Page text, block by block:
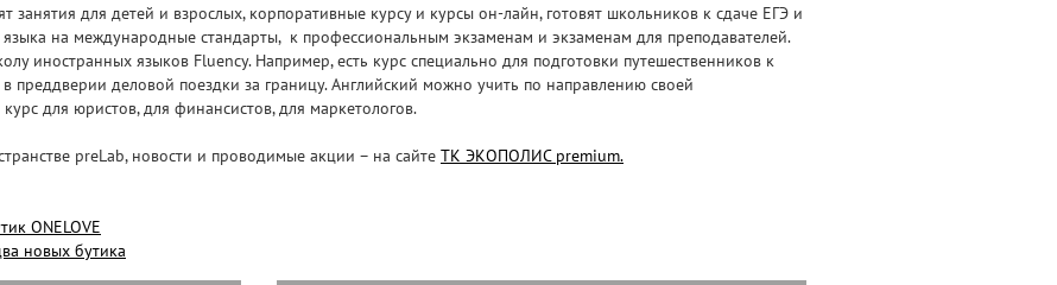
занятия для детей и взрослых, корпоративные курсу и курсы он-лайн, готовят школьников к сдаче ЕГЭ и
языка на международные стандарты, к профессиональным экзаменам и экзаменам для преподавателей.
иностранных языков Fluency. Например, есть курс специально для подготовки путешественников к
преддверии деловой поездки за границу. Английский можно учить по направлению своей
для юристов, для финансистов, для маркетологов.
preLab, новости и проводимые акции – на сайте ТК ЭКОПОЛИС premium.
ONELOVE
новых бутика